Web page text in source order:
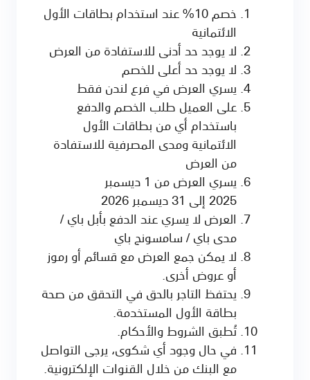
خصم 10% عند استخدام بطاقات الأول
الائتمانية
لا يوجد حد أدنى للاستفادة من العرض
لا يوجد حد أعلى للخصم
يسري العرض في فرع لندن فقط
على العميل طلب الخصم والدفع
باستخدام أي من بطاقات الأول
الائتمانية ومدى المصرفية للاستفادة
من العرض
يسري العرض من 1 ديسمبر
2025 إلى 31 ديسمبر 2026
العرض لا يسري عند الدفع بأبل باي /
مدى باي / سامسونج باي
لا يمكن جمع العرض مع قسائم أو رموز
أو عروض أخرى.
يحتفظ التاجر بالحق في التحقق من صحة
بطاقة الأول المستخدمة.
تُطبق الشروط والأحكام.
في حال وجود أي شكوى، يرجى التواصل
مع البنك من خلال القنوات الإلكترونية.